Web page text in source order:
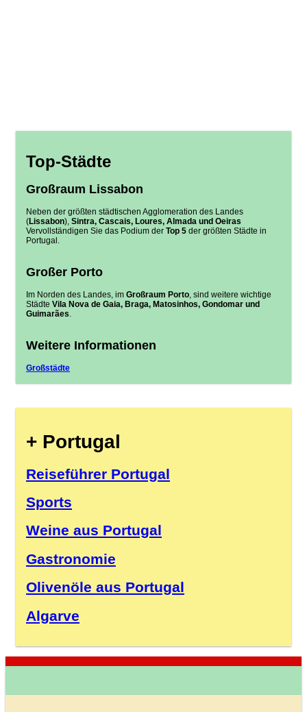
Top-Städte
Großraum Lissabon
Neben der größten städtischen Agglomeration des Landes
(Lissabon), Sintra, Cascais, Loures, Almada und Oeiras
Vervollständigen Sie das Podium der Top 5 der größten Städte in
Portugal.
Großer Porto
Im Norden des Landes, im Großraum Porto, sind weitere wichtige
Städte Vila Nova de Gaia, Braga, Matosinhos, Gondomar und
Guimarães.
Weitere Informationen
Großstädte
+ Portugal
Reiseführer Portugal
Sports
Weine aus Portugal
Gastronomie
Olivenöle aus Portugal
Algarve